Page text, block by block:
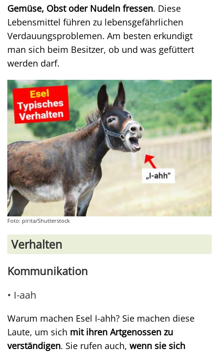
Gemüse, Obst oder Nudeln fressen. Diese
Lebensmittel führen zu lebensgefährlichen
Verdauungsproblemen. Am besten erkundigt
man sich beim Besitzer, ob und was gefüttert
werden darf.
Foto: pirita/Shutterstock
Verhalten
Kommunikation
• I-aah
Warum machen Esel I-ahh? Sie machen diese
Laute, um sich mit ihren Artgenossen zu
verständigen. Sie rufen auch, wenn sie sich